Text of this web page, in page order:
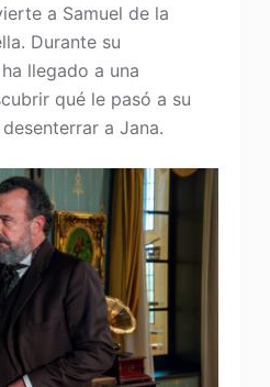
a Samuel de la
Durante su
llegado a una
qué le pasó a su
a Jana.